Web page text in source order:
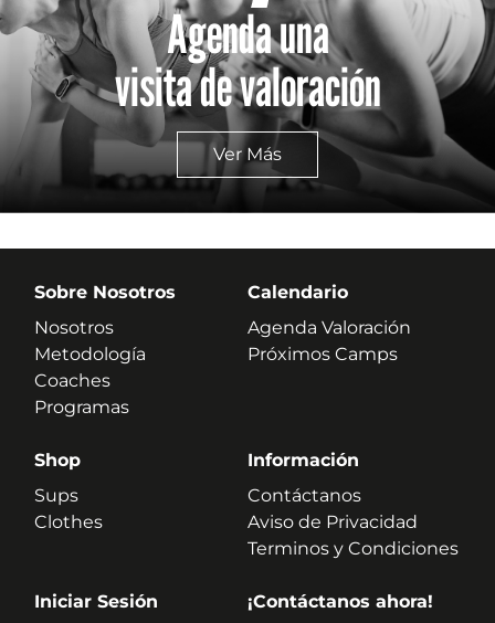
Agenda una
visita de valoración
Ver Más
Sobre Nosotros
Nosotros
Metodología
Coaches
Programas
Calendario
Agenda Valoración
Próximos Camps
Shop
Sups
Clothes
Información
Contáctanos
Aviso de Privacidad
Terminos y Condiciones
Iniciar Sesión ¡Contáctanos ahora!